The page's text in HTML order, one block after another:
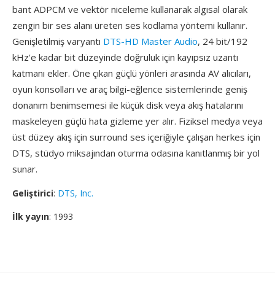
bant ADPCM ve vektör niceleme kullanarak algısal olarak
zengin bir ses alanı üreten ses kodlama yöntemi kullanır.
Genişletilmiş varyantı DTS-HD Master Audio, 24 bit/192
kHz'e kadar bit düzeyinde doğruluk için kayıpsız uzantı
katmanı ekler. Öne çıkan güçlü yönleri arasında AV alıcıları,
oyun konsolları ve araç bilgi-eğlence sistemlerinde geniş
donanım benimsemesi ile küçük disk veya akış hatalarını
maskeleyen güçlü hata gizleme yer alır. Fiziksel medya veya
üst düzey akış için surround ses içeriğiyle çalışan herkes için
DTS, stüdyo miksajından oturma odasına kanıtlanmış bir yol
sunar.
Geliştirici: DTS, Inc.
İlk yayın: 1993